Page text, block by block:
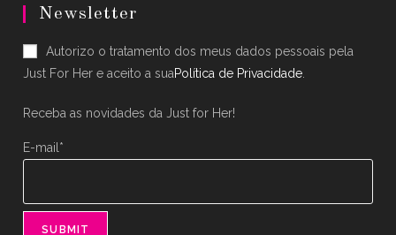
in
new
tab
in
new
tab
Newsletter
Autorizo o tratamento dos meus dados pessoais pela
Just For Her e aceito a suaPolítica de Privacidade
Receba as novidades da Just for Her!
E-mail*